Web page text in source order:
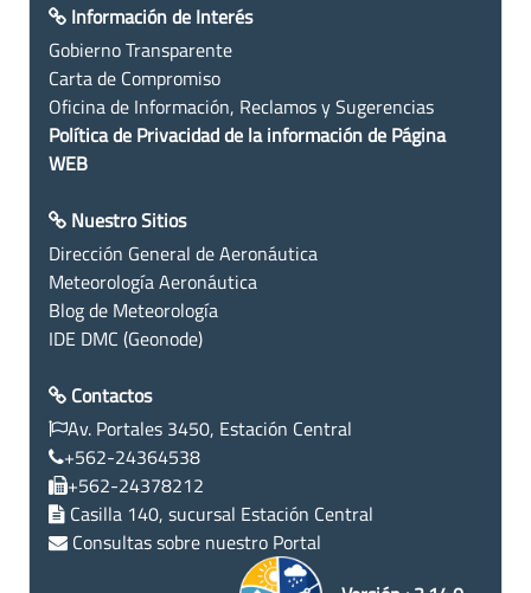
Información de Interés
Gobierno Transparente
Carta de Compromiso
Oficina de Información, Reclamos y Sugerencias
Política de Privacidad de la información de Página
WEB
Nuestro Sitios
Dirección General de Aeronáutica
Meteorología Aeronáutica
Blog de Meteorología
IDE DMC (Geonode)
Contactos
Av. Portales 3450, Estación Central
+562-24364538
+562-24378212
Casilla 140, sucursal Estación Central
Consultas sobre nuestro Portal